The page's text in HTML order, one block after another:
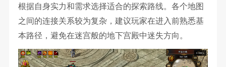
根据自身实力和需求选择适合的探索路线。各个地图
之间的连接关系较为复杂，建议玩家在进入前熟悉基
本路径，避免在迷宫般的地下宫殿中迷失方向。